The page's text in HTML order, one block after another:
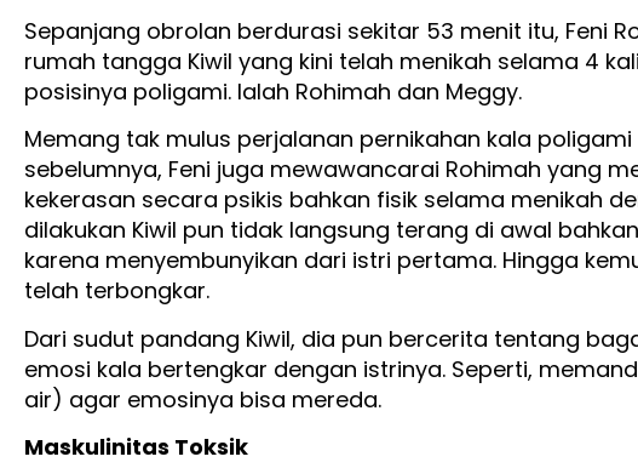
Sepanjang obrolan berdurasi sekitar 53 menit itu, Feni
rumah tangga Kiwil yang kini telah menikah selama 4
posisinya poligami. Ialah Rohimah dan Meggy.
Memang tak mulus perjalanan pernikahan kala
sebelumnya, Feni juga mewawancarai Rohimah yang
kekerasan secara psikis bahkan fisik selama menikah
dilakukan Kiwil pun tidak langsung terang di awal
karena menyembunyikan dari istri pertama. Hingga
telah terbongkar.
Dari sudut pandang Kiwil, dia pun bercerita tentang
emosi kala bertengkar dengan istrinya. Seperti,
air) agar emosinya bisa mereda.
Maskulinitas Toksik